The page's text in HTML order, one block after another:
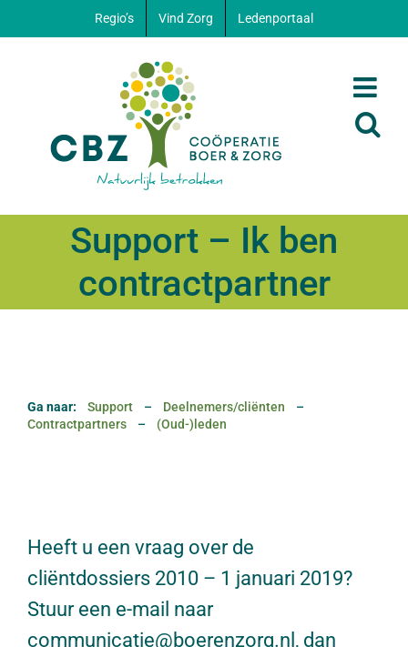
naar
Regio’s Vind Zorg Ledenportaal
Support – Ik ben
contractpartner
Ga naar: Support– Deelnemers/cliënten
–
Contractpartners– (Oud-)leden
Heeft u een vraag over de
cliëntdossiers 2010 – 1 januari 2019?
Stuur een e-mail naar
communicatie@boerenzorg.nl, dan